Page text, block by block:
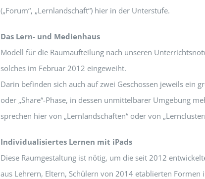
(„Forum“, „Lernlandschaft“) hier in der Unterstufe.
Das Lern- und Medienhaus
Modell für die Raumaufteilung nach unseren
solches im Februar 2012 eingeweiht.
Darin befinden sich auch auf zwei Geschossen jeweils ein
oder „Share“-Phase, in dessen unmittelbarer Umgebung
sprechen hier von „Lernlandschaften“ oder von
Individualisiertes Lernen mit iPads
Diese Raumgestaltung ist nötig, um die seit 2012
aus Lehrern, Eltern, Schülern von 2014 etablierten